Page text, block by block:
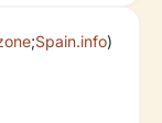
;Spain.info)